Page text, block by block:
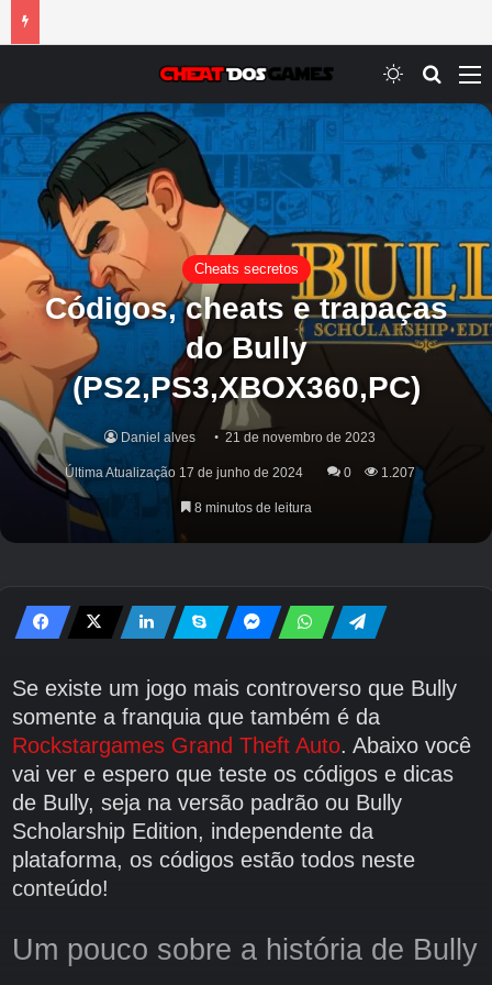
Switch skin
Cheats secretos
Códigos, cheats e trapaças
do Bully
(PS2,PS3,XBOX360,PC)
Daniel alves 21 de novembro de 2023
Última Atualização 17 de junho de 2024 0 1.207
8 minutos de leitura
Se existe um jogo mais controverso que Bully
somente a franquia que também é da
Rockstargames Grand Theft Auto. Abaixo você
vai ver e espero que teste os códigos e dicas
de Bully, seja na versão padrão ou Bully
Scholarship Edition, independente da
plataforma, os códigos estão todos neste
conteúdo!
Um pouco sobre a história de Bully